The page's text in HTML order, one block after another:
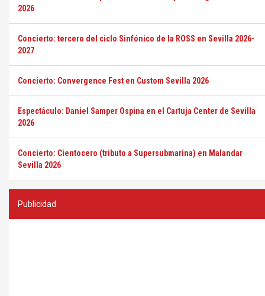
2026
Concierto: tercero del ciclo Sinfónico de la ROSS en Sevilla 2026-
2027
Concierto: Convergence Fest en Custom Sevilla 2026
Espectáculo: Daniel Samper Ospina en el Cartuja Center de Sevilla
2026
Concierto: Cientocero (tributo a Supersubmarina) en Malandar
Sevilla 2026
Publicidad